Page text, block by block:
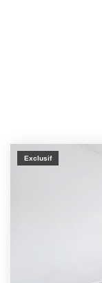
Exclusif